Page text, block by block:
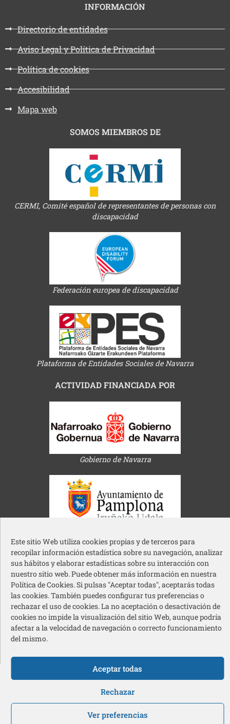
Este sitio Web utiliza cookies propias y de terceros para
recopilar información estadística sobre su navegación, analizar
sus hábitos y elaborar estadísticas sobre su interacción con
nuestro sitio web. Puede obtener más información en nuestra
Política de Cookies. Si pulsas "Aceptar todas", aceptarás todas
las cookies. También puedes configurar tus preferencias o
rechazar el uso de cookies. La no aceptación o desactivación de
cookies no impide la visualización del sitio Web, aunque podría
afectar a la velocidad de navegación o correcto funcionamiento
del mismo.
Aceptar todas
Rechazar
Ver preferencias
INFORMACIÓN
Directorio de entidades
Aviso Legal y Política de Privacidad
Política de cookies
Accesibilidad
Mapa web
SOMOS MIEMBROS DE
CERMI, Comité español de representantes de personas con
discapacidad
Federación europea de discapacidad
Plataforma de Entidades Sociales de Navarra
ACTIVIDAD FINANCIADA POR
Gobierno de Navarra
Acción Social Caja Rural de Navarra
Redes sociales pie de página